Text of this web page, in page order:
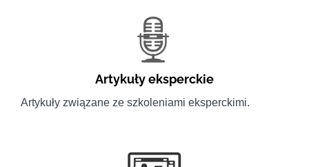
Artykuły eksperckie
Artykuły związane ze szkoleniami eksperckimi.